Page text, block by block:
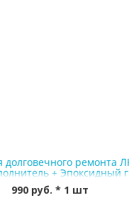
долговечного ремонта
+ Эпоксидный
990 руб. * 1 шт